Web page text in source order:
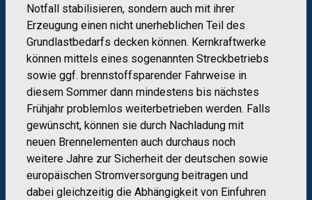
Notfall stabilisieren, sondern auch mit ihrer
Erzeugung einen nicht unerheblichen Teil des
Grundlastbedarfs decken können. Kernkraftwerke
können mittels eines sogenannten Streckbetriebs
sowie ggf. brennstoffsparender Fahrweise in
diesem Sommer dann mindestens bis nächstes
Frühjahr problemlos weiterbetrieben werden. Falls
gewünscht, können sie durch Nachladung mit
neuen Brennelementen auch durchaus noch
weitere Jahre zur Sicherheit der deutschen sowie
europäischen Stromversorgung beitragen und
dabei gleichzeitig die Abhängigkeit von Einfuhren